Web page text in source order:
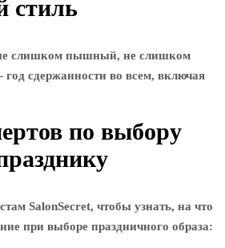
стиль
слишком пышный, не слишком
сдержанности во всем, включая
по выбору
SalonSecret, чтобы узнать, на что
при выборе праздничного образа: